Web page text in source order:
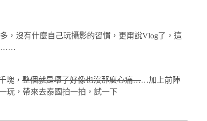
，沒有什麼自己玩攝影的習慣，更甭說Vlog了，這
……
塊， 整個就是壞了好像也沒那麼心痛……加上前陣
玩，帶來去泰國拍一拍，試一下